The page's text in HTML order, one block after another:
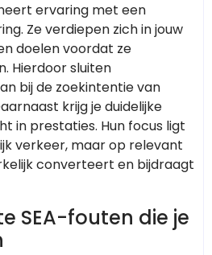
ervaring met een
Ze verdiepen zich in jouw
doelen voordat ze
Hierdoor sluiten
bij de zoekintentie van
krijg je duidelijke
in prestaties. Hun focus ligt
verkeer, maar op relevant
converteert en bijdraagt
SEA-fouten die je